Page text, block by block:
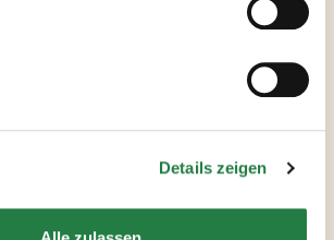
Details zeigen